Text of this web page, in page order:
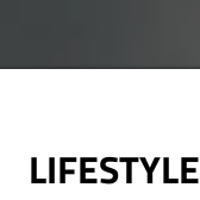
LIFESTYLE